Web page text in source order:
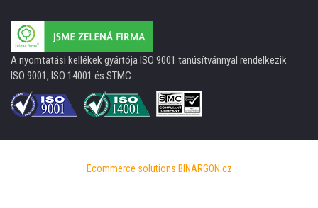
A nyomtatási kellékek gyártója ISO 9001 tanúsítvánnyal rendelkezik
ISO 9001, ISO 14001 és STMC.
Ecommerce solutions BINARGON.cz